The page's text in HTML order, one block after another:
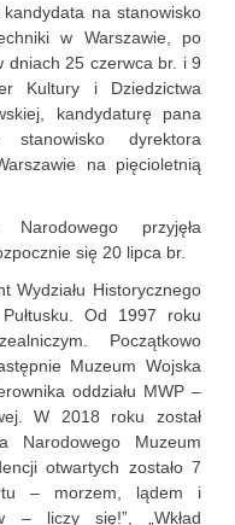
kandydata na stanowisko
w Warszawie, po
dniach 25 czerwca br. i 9
Kultury i Dziedzictwa
kandydaturę pana
stanowisko dyrektora
na pięcioletnią
przyjęła
się 20 lipca br.
Wydziału Historycznego
Od 1997 roku
Początkowo
Muzeum Wojska
oddziału MWP –
W 2018 roku został
Narodowego Muzeum
otwartych zostało 7
– morzem, lądem i
– liczy się!”, „Wkład